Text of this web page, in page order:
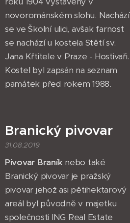
novorománském slohu. Nachází
se ve Školní ulici, avšak farnost
se nachází u kostela Stětí sv.
Jana Křtitele v Praze - Hostivaři.
Kostel byl zapsán na seznam
památek před rokem 1988.
Branický pivovar
31.08.2019
Pivovar Braník nebo také
Branický pivovar je pražský
pivovar jehož asi pětihektarový
areál byl původně v majetku
společnosti ING Real Estate